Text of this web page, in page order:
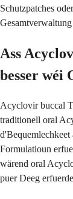
Schutzpatches
Ass
besser wéi
Acyclovir buccal
traditionell oral
Formulatioun
wärend oral
puer Deeg